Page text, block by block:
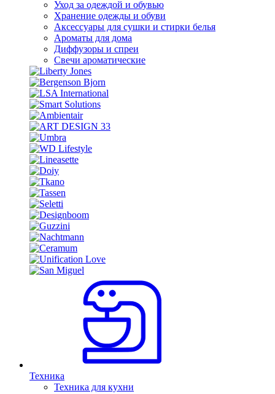
Уход за одеждой и обувью
Хранение одежды и обуви
Аксессуары для сушки и стирки белья
Ароматы для дома
Диффузоры и спреи
Свечи ароматические
Техника
Техника для кухни